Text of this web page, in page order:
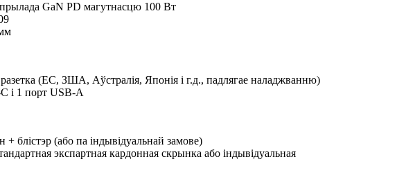
прылада GaN PD магутнасцю 100 Вт
(ЕС, ЗША, Аўстралія, Японія і г.д., падлягае наладжванню)
і 1 порт USB-A
+ блістэр (або па індывідуальнай замове)
экспартная кардонная скрынка або індывідуальная